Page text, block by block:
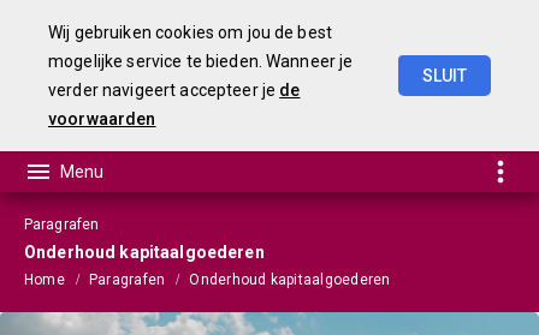
Wij gebruiken cookies om jou de best
mogelijke service te bieden. Wanneer je
verder navigeert accepteer je de
voorwaarden
SLUIT
Paragrafen
Onderhoud kapitaalgoederen
Home Paragrafen Onderhoud kapitaalgoederen